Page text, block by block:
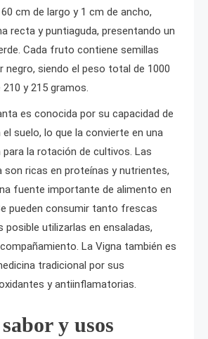
cm de largo y 1 cm de ancho,
recta y puntiaguda, presentando un
Cada fruto contiene semillas
negro, siendo el peso total de 1000
y 215 gramos.
es conocida por su capacidad de
suelo, lo que la convierte en una
la rotación de cultivos. Las
son ricas en proteínas y nutrientes,
fuente importante de alimento en
pueden consumir tanto frescas
posible utilizarlas en ensaladas,
La Vigna también es
tradicional por sus
y antiinflamatorias.
y usos